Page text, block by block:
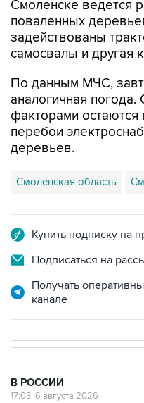
Смоленске ведется
поваленных
задействованы
самосвалы и другая
По данным МЧС,
аналогичная
факторами
перебои
деревьев.
Смоленская область
Купить подписку на
Подписаться на
Получать
канале
В РОССИИ
17:03, 6 августа 2026